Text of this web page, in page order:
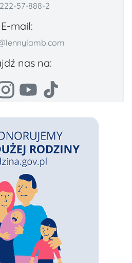
57-888-2
E-mail:
nas na: